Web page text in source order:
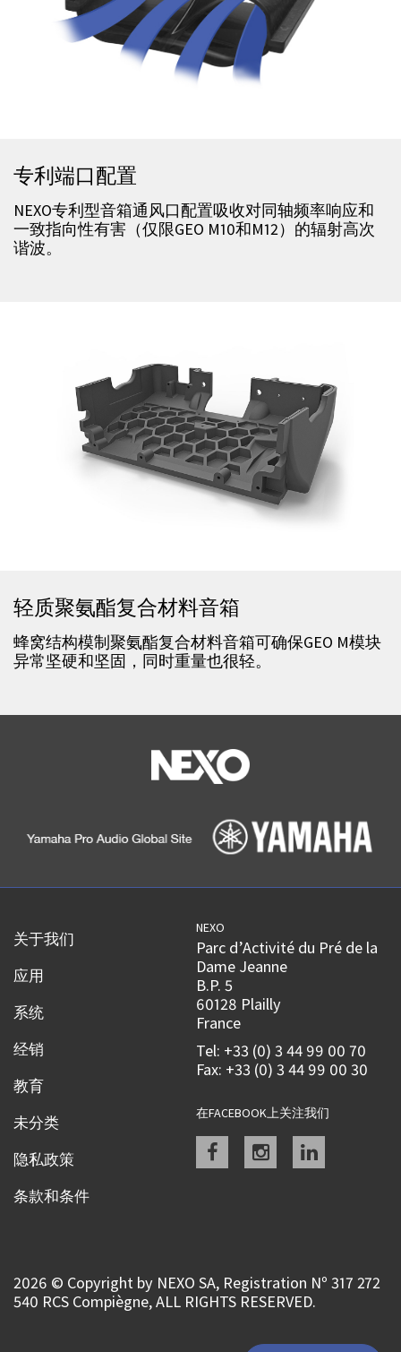
专利端口配置
NEXO专利型音箱通风口配置吸收对同轴频率响应和
一致指向性有害（仅限GEO M10和M12）的辐射高次
谐波。
轻质聚氨酯复合材料音箱
蜂窝结构模制聚氨酯复合材料音箱可确保GEO M模块
异常坚硬和坚固，同时重量也很轻。
关于我们
应用
系统
经销
教育
未分类
隐私政策
条款和条件
NEXO
Parc d’Activité du Pré de la
Dame Jeanne
B.P. 5
60128 Plailly
France
Tel: +33 (0) 3 44 99 00 70
Fax: +33 (0) 3 44 99 00 30
在FACEBOOK上关注我们
Facebookinstagramlinkedin
2026 © Copyright by NEXO SA, Registration Nº 317 272
540 RCS Compiègne, ALL RIGHTS RESERVED.